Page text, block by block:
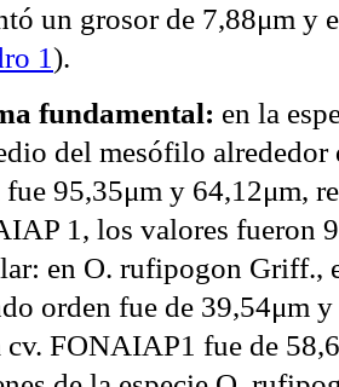
un grosor de 7,88μm y
1).
fundamental: en la
del mesófilo
fue 95,35μm y 64,12μm,
1, los valores fueron
en O. rufipogon Griff.,
orden fue de 39,54μm
cv. FONAIAP1 fue de